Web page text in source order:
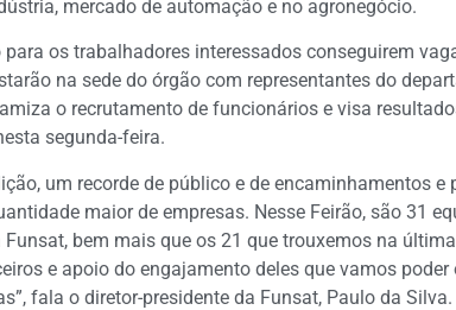
mercado de automação e no agronegócio.
os trabalhadores interessados conseguirem
na sede do órgão com representantes do
o recrutamento de funcionários e visa
segunda-feira.
um recorde de público e de encaminhamentos e
maior de empresas. Nesse Feirão, são 31
bem mais que os 21 que trouxemos na
e apoio do engajamento deles que vamos
fala o diretor-presidente da Funsat, Paulo da Silva.